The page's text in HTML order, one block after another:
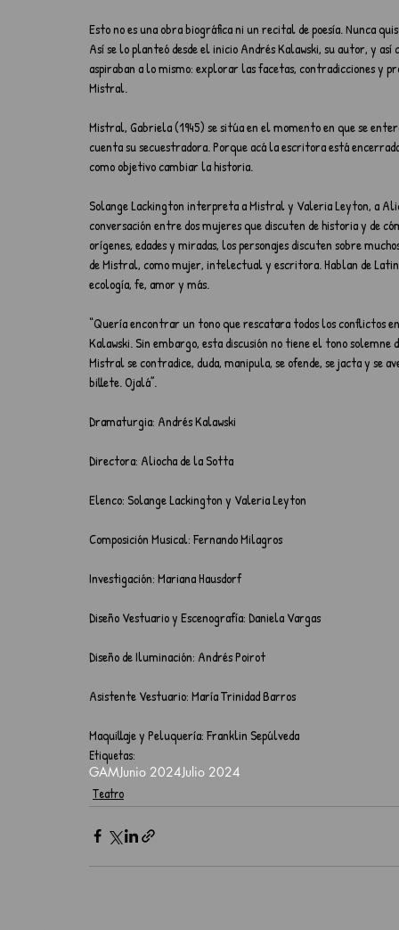
Esto no es una obra biográfica ni un recital de poesía. Nunca
Así se lo planteó desde el inicio Andrés Kalawski, su autor, y
aspiraban a lo mismo: explorar las facetas, contradicciones y
Mistral.
Mistral, Gabriela (1945) se sitúa en el momento en que se
cuenta su secuestradora. Porque acá la escritora está
como objetivo cambiar la historia.
Solange Lackington interpreta a Mistral y Valeria Leyton, a
conversación entre dos mujeres que discuten de historia y de
orígenes, edades y miradas, los personajes discuten sobre
de Mistral, como mujer, intelectual y escritora. Hablan de
ecología, fe, amor y más.
“Quería encontrar un tono que rescatara todos los conflictos
Kalawski. Sin embargo, esta discusión no tiene el tono
Mistral se contradice, duda, manipula, se ofende, se jacta y se
billete. Ojalá”.
Dramaturgia: Andrés Kalawski
Directora: Aliocha de la Sotta
Elenco: Solange Lackington y Valeria Leyton
Composición Musical: Fernando Milagros
Investigación: Mariana Hausdorf
Diseño Vestuario y Escenografía: Daniela Vargas
Diseño de Iluminación: Andrés Poirot
Asistente Vestuario: María Trinidad Barros
Maquillaje y Peluquería: Franklin Sepúlveda
Etiquetas:
GAMJunio 2024Julio 2024
Teatro